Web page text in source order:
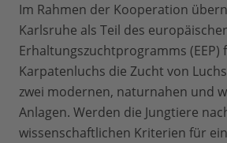
Im Rahmen der Kooperation
Karlsruhe als Teil des
Erhaltungszuchtprogramms (EEP)
Karpatenluchs die Zucht von
zwei modernen, naturnahen und
Anlagen. Werden die Jungtiere
wissenschaftlichen Kriterien für